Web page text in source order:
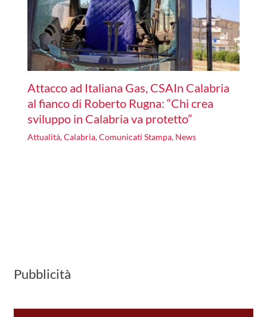
Attacco ad Italiana Gas, CSAIn Calabria
al fianco di Roberto Rugna: “Chi crea
sviluppo in Calabria va protetto”
Attualità,Calabria,Comunicati Stampa, News
Pubblicità